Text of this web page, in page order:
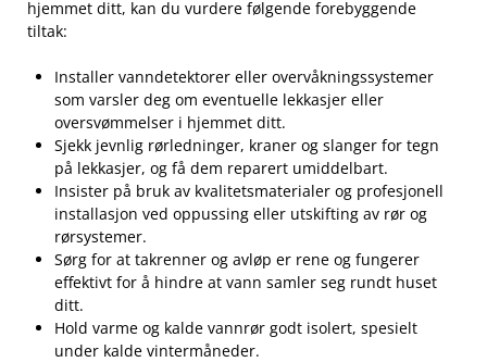
hjemmet ditt, kan‌ du vurdere følgende forebyggende
tiltak:
Installer ⁤vanndetektorer eller overvåkningssystemer
som varsler deg om eventuelle lekkasjer eller
oversvømmelser i hjemmet ditt.
Sjekk jevnlig rørledninger, kraner‍ og slanger for ⁢tegn
på ‍lekkasjer, og⁢ få⁣ dem⁤ reparert umiddelbart.
Insister⁣ på bruk av kvalitetsmaterialer og profesjonell
installasjon ved ‌oppussing eller ​utskifting⁢ av rør ‌og
⁢rørsystemer.
Sørg for ⁣at takrenner og avløp er ‌rene ‍og fungerer
effektivt for å hindre at vann samler seg⁢ rundt ‍huset⁢
ditt.
Hold varme og kalde⁢ vannrør godt ⁢isolert, spesielt
under ⁤kalde vintermåneder.